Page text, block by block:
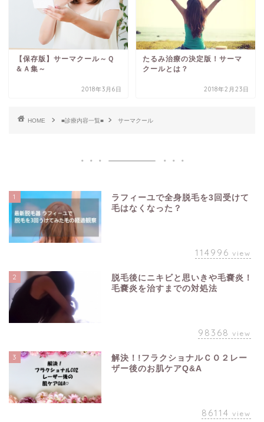
【保存版】サーマクール～Ｑ
＆Ａ集～
2018年3月6日
たるみ治療の決定版！サーマ
クールとは？
2018年2月23日
HOME ■診療内容一覧■ サーマクール
1
ラフィーユで全身脱毛を3回受けて
毛はなくなった？
114996 view
2
脱毛後にニキビと思いきや毛嚢炎！
毛嚢炎を治すまでの対処法
98368 view
3
解決！!フラクショナルＣＯ２レー
ザー後のお肌ケアQ&A
86114 view